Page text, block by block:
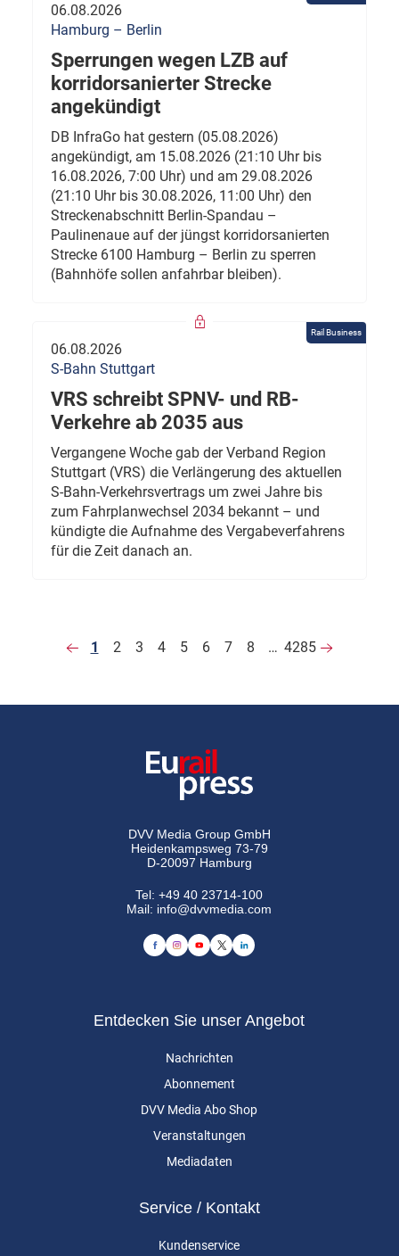
06.08.2026
Hamburg – Berlin
Sperrungen wegen LZB auf
korridorsanierter Strecke
angekündigt
DB InfraGo hat gestern (05.08.2026)
angekündigt, am 15.08.2026 (21:10 Uhr bis
16.08.2026, 7:00 Uhr) und am 29.08.2026
(21:10 Uhr bis 30.08.2026, 11:00 Uhr) den
Streckenabschnitt Berlin-Spandau –
Paulinenaue auf der jüngst korridorsanierten
Strecke 6100 Hamburg – Berlin zu sperren
(Bahnhöfe sollen anfahrbar bleiben).
Rail Business
06.08.2026
S-Bahn Stuttgart
VRS schreibt SPNV- und RB-
Verkehre ab 2035 aus
Vergangene Woche gab der Verband Region
Stuttgart (VRS) die Verlängerung des aktuellen
S-Bahn-Verkehrsvertrags um zwei Jahre bis
zum Fahrplanwechsel 2034 bekannt – und
kündigte die Aufnahme des Vergabeverfahrens
für die Zeit danach an.
1 2 3 4 5 6 7 8 … 4285
DVV Media Group GmbH
Heidenkampsweg 73-79
D-20097 Hamburg
Tel:+49 40 23714-100
Mail: info@dvvmedia.com
Entdecken Sie unser Angebot
Nachrichten
Abonnement
DVV Media Abo Shop
Veranstaltungen
Mediadaten
Service / Kontakt
Kundenservice